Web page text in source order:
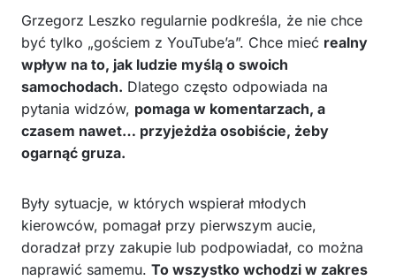
Grzegorz Leszko regularnie podkreśla, że nie chce
być tylko „gościem z YouTube’a”. Chce mieć realny
wpływ na to, jak ludzie myślą o swoich
samochodach. Dlatego często odpowiada na
pytania widzów, pomaga w komentarzach, a
czasem nawet… przyjeżdża osobiście, żeby
ogarnąć gruza.
Były sytuacje, w których wspierał młodych
kierowców, pomagał przy pierwszym aucie,
doradzał przy zakupie lub podpowiadał, co można
naprawić samemu. To wszystko wchodzi w zakres